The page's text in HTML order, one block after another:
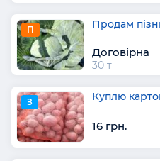
П Продам
Договірна
30 т
З Куплю
16 грн.